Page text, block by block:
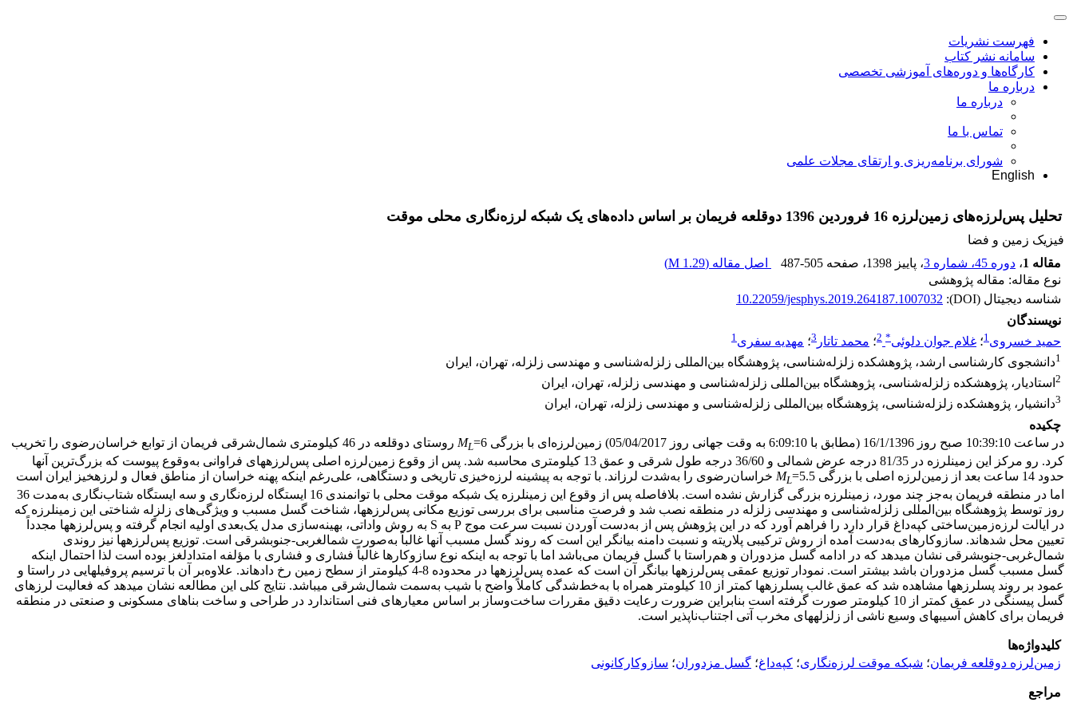
فهرست نشریات
سامانه نشر کتاب
کارگاه‌ها و دوره‌های آموزشی تخصصی
درباره ما
درباره ما
تماس با ما
شورای برنامه‌ریزی و ارتقای مجلات علمی
English
تحلیل پس‌لرزه‌های زمین‌لرزه 16 فروردین 1396 دوقلعه فریمان بر اساس داده‌های یک شبکه لرزه‌نگاری محلی موقت
فیزیک زمین و فضا
مقاله 1
، دوره 45، شماره 3 ، پاییز 1398 ، صفحه 487-505 اصل مقاله (1.29 M
)
نوع مقاله: مقاله پژوهشی
شناسه دیجیتال (DOI):
10.22059/jesphys.2019.264187.1007032
نویسندگان
حمید خسروی1؛ غلام جوان دلوئی*
2؛ محمد تاتار 3؛ مهدیه سفری1
1دانشجوی کارشناسی ارشد، پژوهشکده زلزله‌شناسی، پژوهشگاه بین‌المللی زلزله‌شناسی و مهندسی زلزله، تهران، ایران
2 استادیار، پژوهشکده زلزله‌شناسی، پژوهشگاه بین‌المللی زلزله‌شناسی و مهندسی زلزله، تهران، ایران
3دانشیار، پژوهشکده زلزله‌شناسی، پژوهشگاه بین‌المللی زلزله‌شناسی و مهندسی زلزله، تهران، ایران
چکیده
در ساعت 10:39:10 صبح روز 16/1/1396 (مطابق با 6:09:10 به وقت جهانی روز 05/04/2017) زمین‌لرزه‌ای با بزرگی
ML
=6 روستای دوقلعه در 46 کیلومتری شمال‌شرقی فریمان از توابع خراسان‌رضوی را تخریب
کرد. رو مرکز این زمین­لرزه در 81/35 درجه عرض شمالی و 36/60 درجه طول شرقی و عمق 13 کیلومتری محاسبه شد. پس از وقوع زمین‌لرزه اصلی پس‌لرزه­های فراوانی به‌وقوع پیوست که بزرگ‌ترین آنها
حدود 14 ساعت بعد از زمین‌لرزه اصلی با بزرگی
ML
=5.5 خراسان‌رضوی را به‌شدت لرزاند. با توجه به پیشینه لرزه‌خیزی تاریخی و دستگاهی، علی‌رغم اینکه پهنه خراسان‌ از مناطق فعال و لرزه­خیز ایران است
اما در منطقه فریمان به‌جز چند مورد، زمین­لرزه بزرگی گزارش نشده است. بلافاصله پس از وقوع این زمین­لرزه یک شبکه موقت محلی با توانمندی 16 ایستگاه لرزه‌نگاری و سه ایستگاه شتاب‌نگاری به‌مدت 36
روز توسط پژوهشگاه بین‌المللی زلزله‌شناسی و مهندسی زلزله در منطقه نصب شد و فرصت مناسبی برای بررسی توزیع مکانی پس‌لرزه­ها، شناخت گسل مسبب و ویژگی‌های زلزله شناختی این زمین­لرزه که
در ایالت لرزه‌زمین‌ساختی کپه‌داغ قرار دارد را فراهم آورد که در این پژوهش پس از به‌دست آوردن نسبت سرعت موج P به S به روش واداتی، بهینه‌سازی مدل یک‌بعدی اولیه انجام گرفته و پس‌لرزه­ها مجدداً
تعیین محل شده­اند. سازوکارهای به‌دست آمده از روش ترکیبی پلاریته و نسبت دامنه بیانگر این است که روند گسل مسبب آنها غالباً به‌صورت شمال­غربی-جنوب­شرقی است. توزیع پس‌لرزه­ها نیز روندی
شمال‌غربی-جنوب­شرقی نشان می­دهد که در ادامه گسل مزدوران و هم‌راستا با گسل فریمان می‌باشد اما با توجه به اینکه نوع سازوکارها غالباً فشاری و فشاری با مؤلفه امتداد‌لغز بوده است لذا احتمال اینکه
گسل مسبب گسل مزدوران باشد بیشتر است. نمودار توزیع عمقی پس‌لرزه­ها بیانگر آن است که عمده پس‌لرزه­ها در محدوده 8-4 کیلومتر از سطح زمین رخ داده­اند. علاوه‌بر آن با ترسیم پروفیل­هایی در راستا و
عمود بر روند پس­لرزه­ها مشاهده شد که عمق غالب پس­لرزه­ها کمتر از 10 کیلومتر همراه با به‌خط‌شدگی کاملاً واضح با شیب به‌سمت شمال‌شرقی می­باشد. نتایج کلی این مطالعه نشان می­دهد که فعالیت لرزه­ای
گسل پی­سنگی در عمق کمتر از 10 کیلومتر صورت گرفته است بنابراین ضرورت رعایت دقیق مقررات ساخت‌وساز بر اساس معیارهای فنی استاندارد در طراحی و ساخت بناهای مسکونی و صنعتی در منطقه
فریمان برای کاهش آسیب­های وسیع ناشی از زلزله­های مخرب آتی اجتناب‌ناپذیر است.
کلیدواژه‌ها
زمین‌لرزه دوقلعه فریمان؛ شبکه موقت لرزه‌نگاری؛ کپه‌داغ؛ گسل مزدوران؛ سازوکارکانونی
مراجع